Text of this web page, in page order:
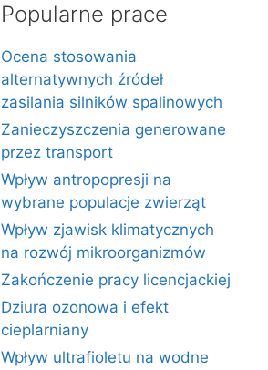
Popularne prace
Ocena stosowania
alternatywnych źródeł
zasilania silników spalinowych
Zanieczyszczenia generowane
przez transport
Wpływ antropopresji na
wybrane populacje zwierząt
Wpływ zjawisk klimatycznych
na rozwój mikroorganizmów
Zakończenie pracy licencjackiej
Dziura ozonowa i efekt
cieplarniany
Wpływ ultrafioletu na wodne